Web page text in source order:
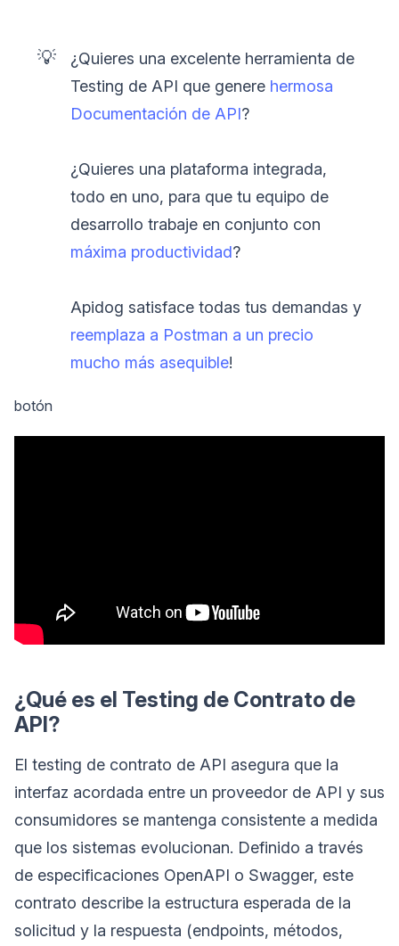
💡
¿Quieres una excelente herramienta de
Testing de API que genere hermosa
Documentación de API?
¿Quieres una plataforma integrada,
todo en uno, para que tu equipo de
desarrollo trabaje en conjunto con
máxima productividad?
Apidog satisface todas tus demandas y
reemplaza a Postman a un precio
mucho más asequible!
botón
¿Qué es el Testing de Contrato de
API?
El testing de contrato de API asegura que la
interfaz acordada entre un proveedor de API y sus
consumidores se mantenga consistente a medida
que los sistemas evolucionan. Definido a través
de especificaciones OpenAPI o Swagger, este
contrato describe la estructura esperada de la
solicitud y la respuesta (endpoints, métodos,